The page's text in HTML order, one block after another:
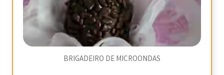
BRIGADEIRO DE MICROONDAS